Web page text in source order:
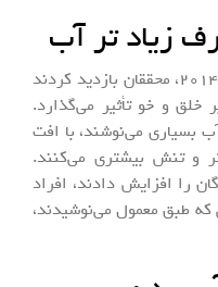
زیاد تر آب
در یک مطالعه کوچک و قدیمی در سال ۲۰۱۴، محققان بازدید کردند
و خو تأثیر می‌گذارد.
بسیاری می‌نوشند، با افت
و تنش بیشتری می‌کنند.
را افزایش دادند، افراد
که طبق معمول می‌نوشیدند،